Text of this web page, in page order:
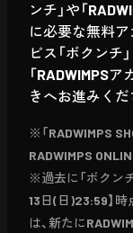
ンチ」や「
に必要な無料
ビス「ボクンチ
「RADWIMPS
きへお進みくだ
※「RADWIMPS
RADWIMPS
※過去に「ボクン
13日(日)23:59】時
は、新たに